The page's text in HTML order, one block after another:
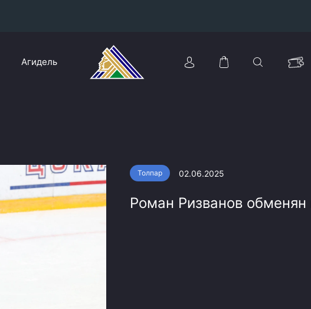
Конференция «Восток»
Трактор
Дивизион Чернышева
КХЛ
Агидель
Толпар 02.06.2025
Роман Ризванов обменян